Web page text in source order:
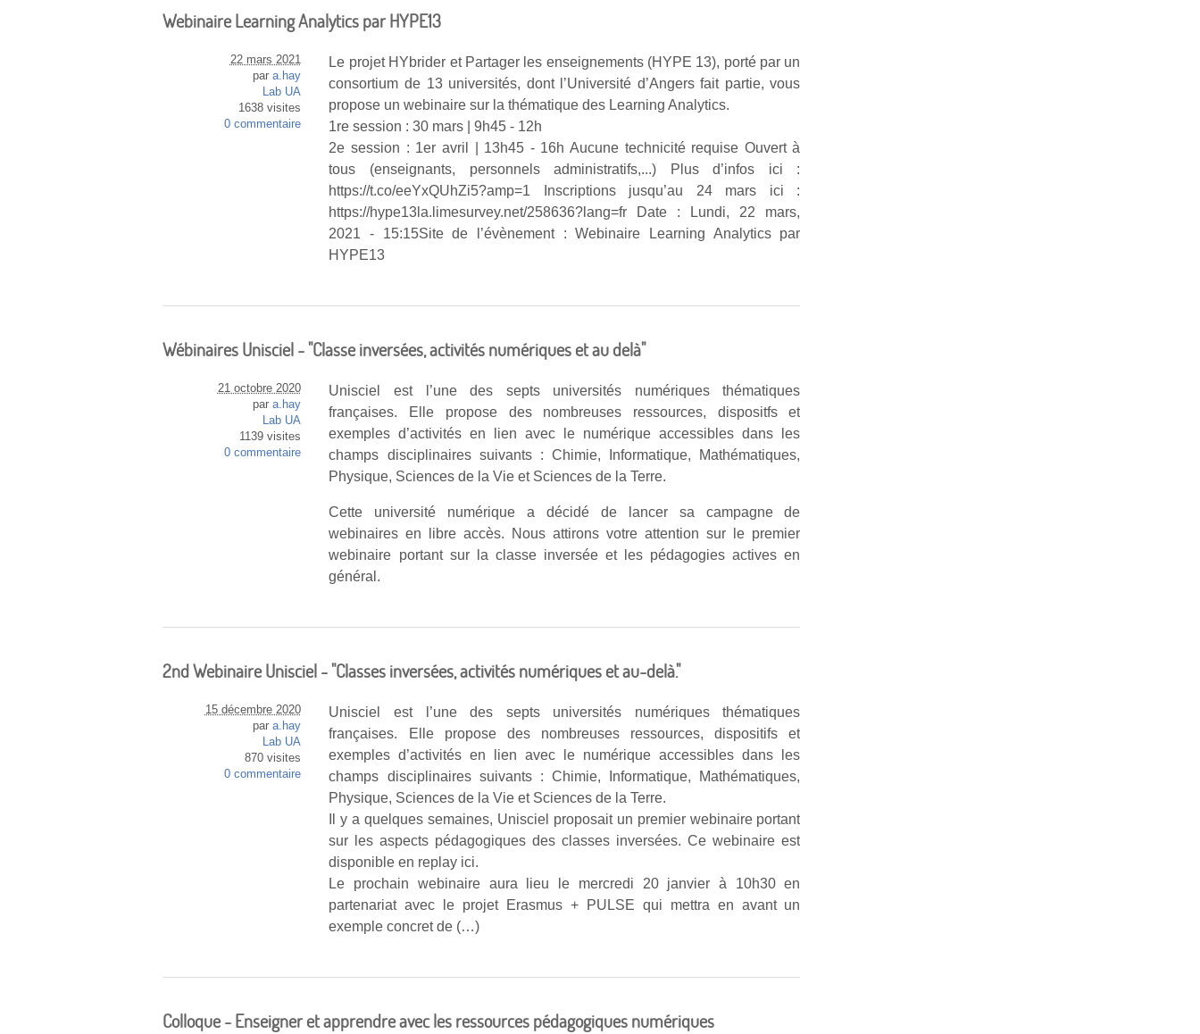
Webinaire Learning Analytics par HYPE13
Le projet HYbrider et Partager les enseignements (HYPE 13), porté par un
consortium de 13 universités, dont l’Université d’Angers fait partie, vous
propose un webinaire sur la thématique des Learning Analytics.
1re session : 30 mars | 9h45 - 12h
2e session : 1er avril | 13h45 - 16h Aucune technicité requise Ouvert à
tous (enseignants, personnels administratifs,...) Plus d’infos ici :
https://t.co/eeYxQUhZi5?amp=1 Inscriptions jusqu’au 24 mars ici :
https://hype13la.limesurvey.net/258636?lang=fr Date : Lundi, 22 mars,
2021 - 15:15Site de l’évènement : Webinaire Learning Analytics par
HYPE13
22 mars 2021
par a.hay
Lab UA
1638 visites
0 commentaire
Wébinaires Unisciel - "Classe inversées, activités numériques et au delà"
Unisciel est l’une des septs universités numériques thématiques
françaises. Elle propose des nombreuses ressources, dispositfs et
exemples d’activités en lien avec le numérique accessibles dans les
champs disciplinaires suivants : Chimie, Informatique, Mathématiques,
Physique, Sciences de la Vie et Sciences de la Terre.
Cette université numérique a décidé de lancer sa campagne de
webinaires en libre accès. Nous attirons votre attention sur le premier
webinaire portant sur la classe inversée et les pédagogies actives en
général.
21 octobre 2020
par a.hay
Lab UA
1139 visites
0 commentaire
2nd Webinaire Unisciel - "Classes inversées, activités numériques et au-delà."
Unisciel est l’une des septs universités numériques thématiques
françaises. Elle propose des nombreuses ressources, dispositifs et
exemples d’activités en lien avec le numérique accessibles dans les
champs disciplinaires suivants : Chimie, Informatique, Mathématiques,
Physique, Sciences de la Vie et Sciences de la Terre.
Il y a quelques semaines, Unisciel proposait un premier webinaire portant
sur les aspects pédagogiques des classes inversées. Ce webinaire est
disponible en replay ici.
Le prochain webinaire aura lieu le mercredi 20 janvier à 10h30 en
partenariat avec le projet Erasmus + PULSE qui mettra en avant un
exemple concret de (…)
15 décembre 2020
par a.hay
Lab UA
870 visites
0 commentaire
Colloque - Enseigner et apprendre avec les ressources pédagogiques numériques